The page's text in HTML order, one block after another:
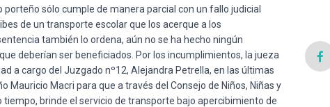
porteño sólo cumple de manera parcial con un fallo judicial
de un transporte escolarque los acerque a los
también lo ordena, aún no se ha hecho ningún
que deberían ser beneficiados Por los incumplimientos, la jueza
a cargo del Juzgado nº12, Alejandra Petrella, en las últimas
Mauricio Macri para que a través del Consejo de Niños, Niñas y
tiempo, brinde el servicio de transporte bajo apercibimiento de